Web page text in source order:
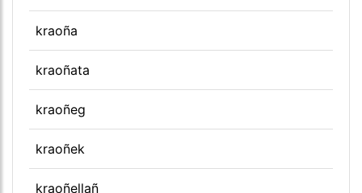
kraoña
kraoñata
kraoñeg
kraoñek
kraoñellañ